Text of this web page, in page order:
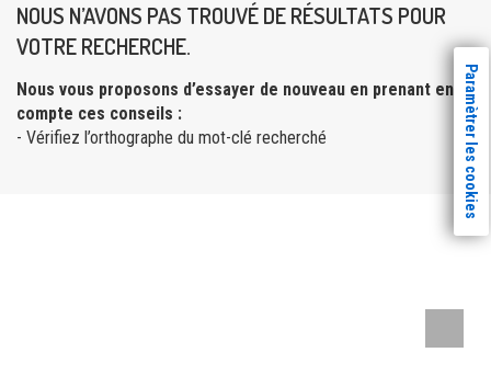
NOUS N’AVONS PAS TROUVÉ DE RÉSULTATS POUR
VOTRE RECHERCHE.
Nous vous proposons d’essayer de nouveau en prenant en
compte ces conseils :
- Vérifiez l’orthographe du mot-clé recherché
Paramètrer les cookies